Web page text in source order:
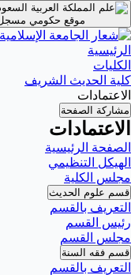
موقع حكومي مسجل
الرئيسية
الكليات
كلية الحديث الشريف
الاعتمادات
مشاركة الصفحة
الاعتمادات
الصفحة الرئيسية
الهيكل التنظيمي
مجلس الكلية
قسم علوم الحديث
التعريف بالقسم
رئيس القسم
مجلس القسم
قسم فقه السنة
التعريف بالقسم